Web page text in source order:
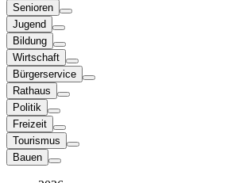
Senioren
Jugend
Bildung
Wirtschaft
Bürgerservice
Rathaus
Politik
Freizeit
Tourismus
Bauen